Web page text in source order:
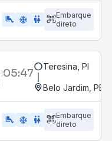
airline_seat_legroom_extra ac_unit WC
Embarque
direto
05:47 Teresina, PI
Belo Jardim, PE
airline_seat_legroom_extra ac_unit wc
Embarque
direto